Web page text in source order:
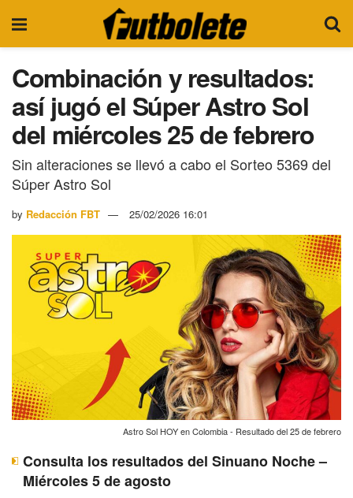
Combinación y resultados:
así jugó el Súper Astro Sol
del miércoles 25 de febrero
Sin alteraciones se llevó a cabo el Sorteo 5369 del
Súper Astro Sol
by Redacción FBT 25/02/2026 16:01
Astro Sol HOY en Colombia - Resultado del 25 de febrero
Consulta los resultados del Sinuano Noche –
Miércoles 5 de agosto